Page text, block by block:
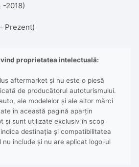
-2018)
Prezent)
proprietatea intelectuală:
aftermarket și nu este o piesă
de producătorul autoturismului.
ale modelelor și ale altor mărci
în această pagină aparțin
și sunt utilizate exclusiv în scop
destinația și compatibilitatea
nu include și nu are aplicat logo-ul